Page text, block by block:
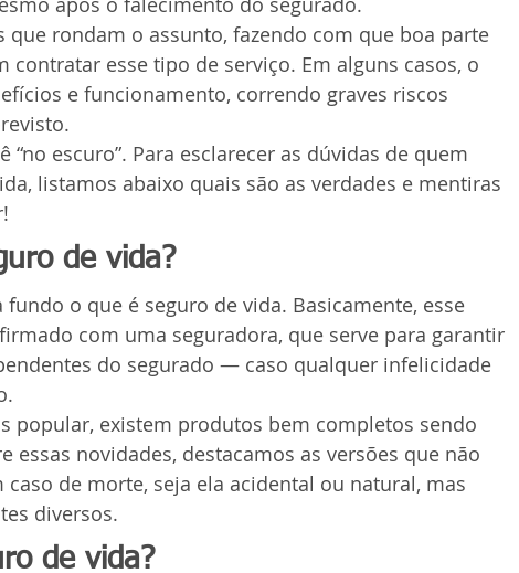
rondam o assunto, fazendo com que boa parte
esse tipo de serviço. Em alguns casos, o
e funcionamento, correndo graves riscos
escuro”. Para esclarecer as dúvidas de quem
listamos abaixo quais são as verdades e mentiras
de vida?
o que é seguro de vida. Basicamente, esse
com uma seguradora, que serve para garantir
do segurado — caso qualquer infelicidade
popular, existem produtos bem completos sendo
essas novidades, destacamos as versões que não
de morte, seja ela acidental ou natural, mas
diversos.
de vida?